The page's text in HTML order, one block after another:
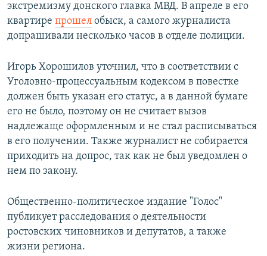
экстремизму донского главка МВД. В апреле в его
квартире прошел обыск, а самого журналиста
допрашивали несколько часов в отделе полиции.
Игорь Хорошилов уточнил, что в соответствии с
Уголовно-процессуальным кодексом в повестке
должен быть указан его статус, а в данной бумаге
его не было, поэтому он не считает вызов
надлежаще оформленным и не стал расписываться
в его получении. Также журналист не собирается
приходить на допрос, так как не был уведомлен о
нем по закону.
Общественно-политическое издание "Голос"
публикует расследования о деятельности
ростовских чиновников и депутатов, а также
жизни региона.